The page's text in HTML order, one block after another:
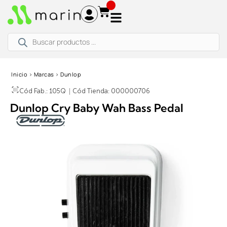
productos
Inicio › Marcas › Dunlop
Cód Fab.: 105Q Cód Tienda: 000000706
Dunlop Cry Baby Wah Bass Pedal